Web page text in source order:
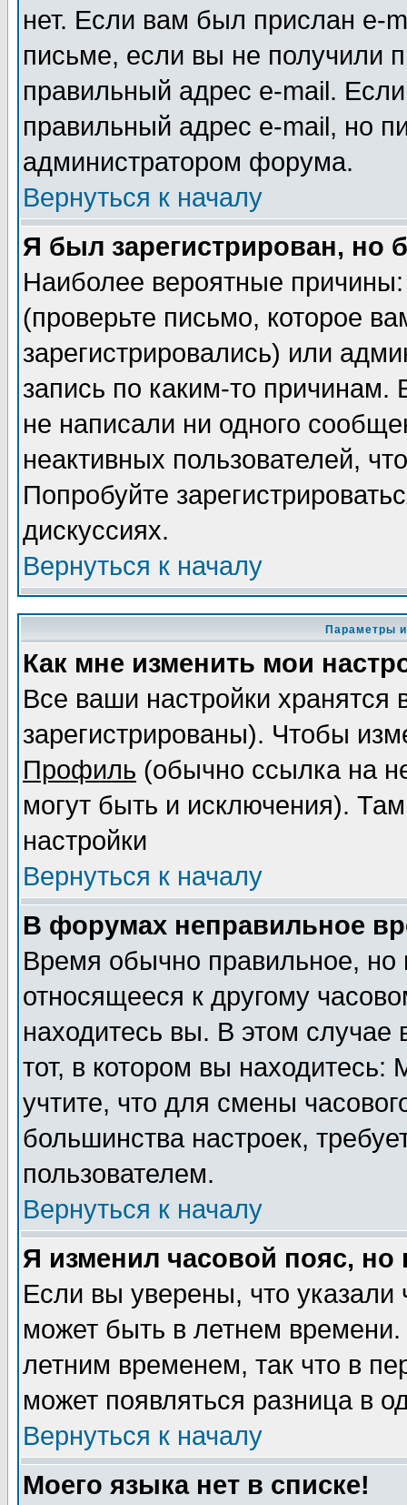
нет. Если вам был прислан e-
письме, если вы не получили
правильный адрес e-mail.
правильный адрес e-mail, но
администратором форума.
Вернуться к началу
Я был зарегистрирован, но
Наиболее вероятные
(проверьте письмо, которое
зарегистрировались) или
запись по каким-то
не написали ни одного
неактивных пользователей,
Попробуйте
дискуссиях.
Вернуться к началу
Параметры
Как мне изменить мои
Все ваши настройки
зарегистрированы). Чтобы
Профиль (обычно ссылка на
могут быть и исключения).
настройки
Вернуться к началу
В форумах неправильное
Время обычно правильное,
относящееся к другому
находитесь вы. В этом
тот, в котором вы
учтите, что для смены
большинства настроек,
пользователем.
Вернуться к началу
Я изменил часовой пояс,
Если вы уверены, что указали
может быть в летнем
летним временем, так что в
может появляться разница в
Вернуться к началу
Моего языка нет в списке!